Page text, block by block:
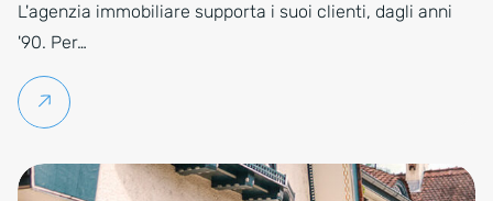
L'agenzia immobiliare supporta i suoi clienti, dagli anni
'90. Per…
Per saperne di più